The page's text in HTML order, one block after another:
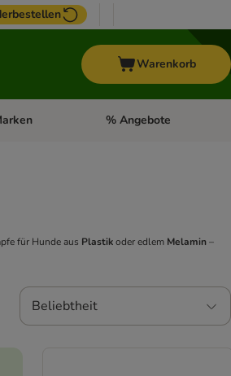
Warenkorb
Menü öffnen: PferdKategorie-Menü öffnen:
% Angebote
für Hunde aus Plastikoder edlem Melamin–
Beliebtheit